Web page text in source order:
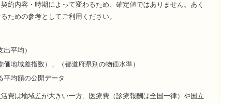
約内容・時期によって変わるため、確定値ではありません。あく
ための参考としてご利用ください。
平均）
地域差指数）」（都道府県別の物価水準）
平均額の公開データ
費は地域差が大きい一方、医療費（診療報酬は全国一律）や国立